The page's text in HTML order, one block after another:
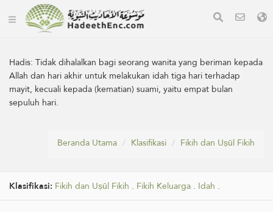
Hadis:Tidak dihalalkan bagi seorang wanita yang beriman kepada
Allah dan hari akhir untuk melakukan idah tiga hari terhadap
mayit, kecuali kepada (kematian) suami, yaitu empat bulan
sepuluh hari.
Beranda Utama Klasifikasi Fikih dan Uṣūl Fikih
Klasifikasi: Fikih dan Uṣūl Fikih . Fikih Keluarga . Idah .